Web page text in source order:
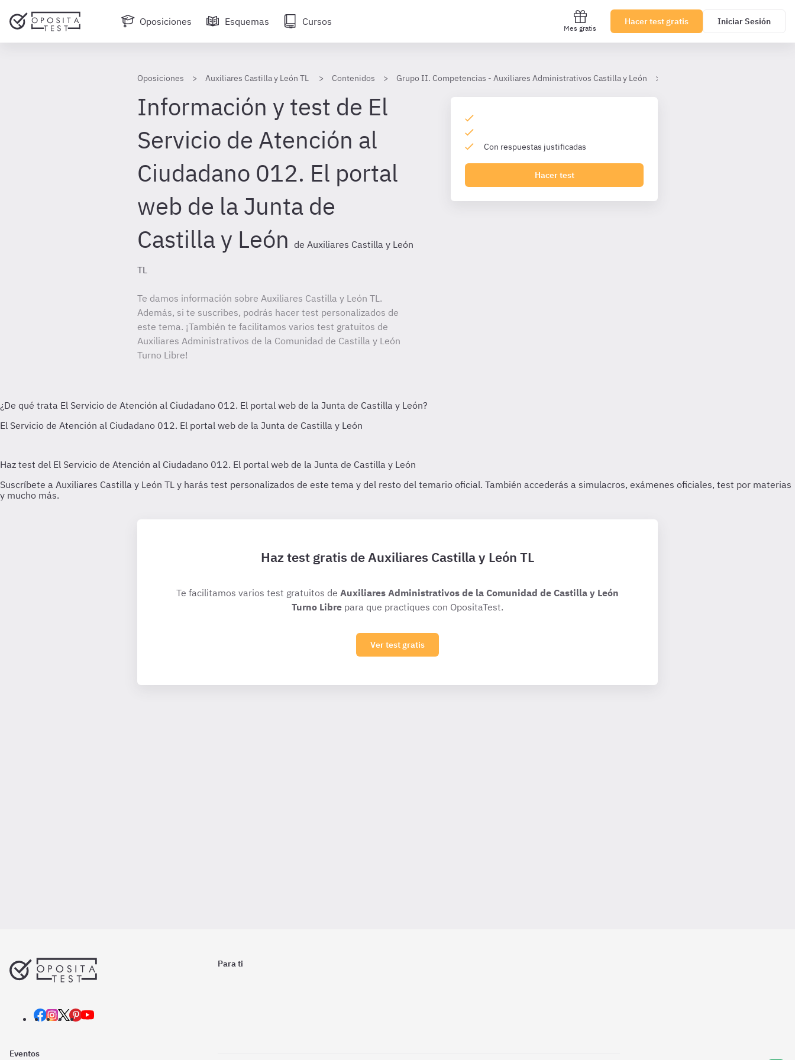
Oposiciones Esquemas Cursos
Mes gratis
Hacer test gratis Iniciar Sesión
Oposiciones Auxiliares Castilla y León TL Contenidos Grupo II. Competencias - Auxiliares Administrativos Castilla y León
Información y test de El
Servicio de Atención al
Ciudadano 012. El portal
web de la Junta de
Castilla y León de Auxiliares Castilla y León
TL
Te damos información sobre Auxiliares Castilla y León TL.
Además, si te suscribes, podrás hacer test personalizados de
este tema. ¡También te facilitamos varios test gratuitos de
Auxiliares Administrativos de la Comunidad de Castilla y León
Turno Libre!
Con respuestas justificadas
Hacer test
Haz test gratis de Auxiliares Castilla y León TL
Te facilitamos varios test gratuitos de Auxiliares Administrativos de la Comunidad de Castilla y León
Turno Libre para que practiques con OpositaTest.
Ver test gratis
Para ti
Eventos